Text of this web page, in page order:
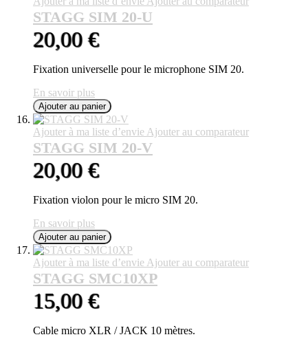
STAGG SIM 20-U
20,00 €
Fixation universelle pour le microphone SIM 20.
En savoir plus
Ajouter au panier
Ajouter à ma liste d’envie Ajouter au comparateur
STAGG SIM 20-V
20,00 €
Fixation violon pour le micro SIM 20.
En savoir plus
Ajouter au panier
Ajouter à ma liste d’envie Ajouter au comparateur
STAGG SMC10XP
15,00 €
Cable micro XLR / JACK 10 mètres.